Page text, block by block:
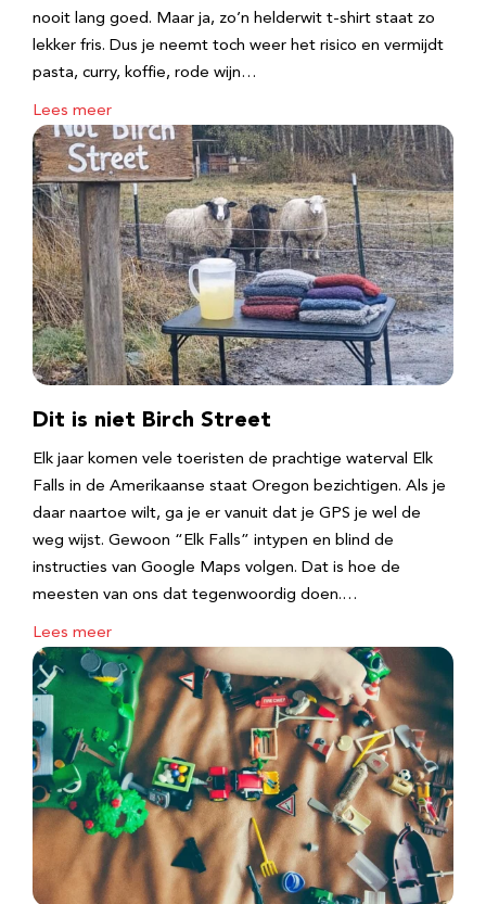
nooit lang goed. Maar ja, zo’n helderwit t-shirt staat zo
lekker fris. Dus je neemt toch weer het risico en vermijdt
pasta, curry, koffie, rode wijn…
Lees meer
Dit is niet Birch Street
Elk jaar komen vele toeristen de prachtige waterval Elk
Falls in de Amerikaanse staat Oregon bezichtigen. Als je
daar naartoe wilt, ga je er vanuit dat je GPS je wel de
weg wijst. Gewoon “Elk Falls” intypen en blind de
instructies van Google Maps volgen. Dat is hoe de
meesten van ons dat tegenwoordig doen.…
Lees meer